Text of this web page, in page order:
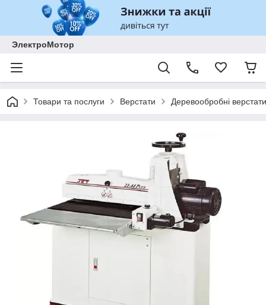
ЭлектроМотор
Товари та послуги Верстати Деревообробні верстати